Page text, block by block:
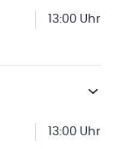
13:00 Uhr
13:00 Uhr